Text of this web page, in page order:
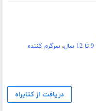
9 تا 12 سال ،سرگرم کننده
دریافت از کتابراه